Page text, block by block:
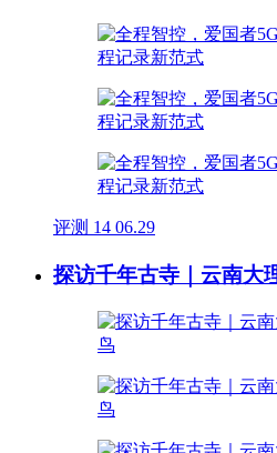
评测 14 06.29
探访千年古寺｜云南大